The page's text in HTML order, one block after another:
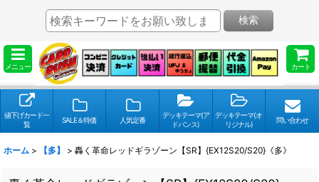
メニュー カート
検索
値下げカード一
覧
SALE＆特価 人気定番
デッキテーマ(ア
ドバンス)
デッキテーマ(オ
リジナル)
問い合わせ
ホーム > 【多】 > 轟く革命レッドギラゾーン【SR】{EX12S20/S20}《多》